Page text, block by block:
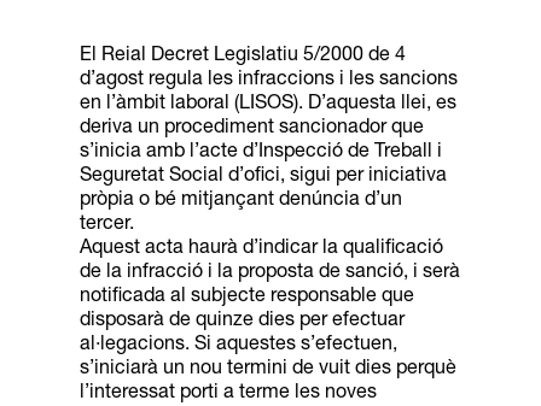
El Reial Decret Legislatiu 5/2000 de 4
d’agost regula les infraccions i les sancions
en l’àmbit laboral (LISOS). D’aquesta llei, es
deriva un procediment sancionador que
s’inicia amb l’acted’Inspecció de Treball i
Seguretat Social d’ofici, sigui per iniciativa
pròpia o bé mitjançant denúncia d’un
tercer.
Aquest acta haurà d’indicar la qualificació
de la infracció i la proposta de sanció, i serà
notificada al subjecte responsable que
disposarà de quinze dies per efectuar
al·legacions. Siaquestes s’efectuen,
s’iniciarà un nou termini de vuit dies perquè
l’interessat porti a terme les noves